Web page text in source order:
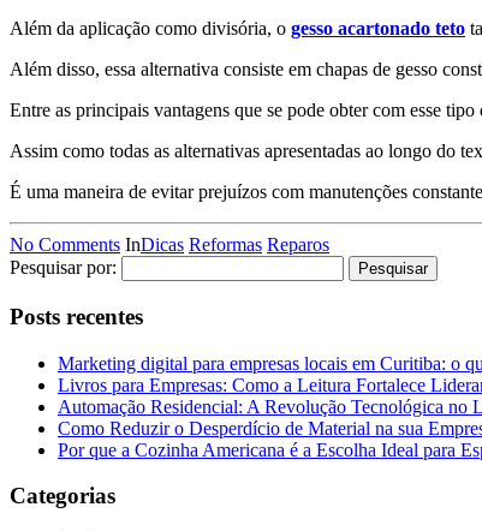
Além da aplicação como divisória, o gesso acartonado teto
Além disso, essa alternativa consiste em chapas de gesso
Entre as principais vantagens que se pode obter com esse
Assim como todas as alternativas apresentadas ao longo do
É uma maneira de evitar prejuízos com manutenções
No Comments InDicas Reformas Reparos
Pesquisar por:
Posts recentes
Marketing digital para empresas locais em Curitiba: o
Livros para Empresas: Como a Leitura Fortalece
Automação Residencial: A Revolução Tecnológica no
Como Reduzir o Desperdício de Material na sua
Por que a Cozinha Americana é a Escolha Ideal para
Categorias